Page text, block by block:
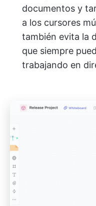
documentos y
a los cursores
también evita la
que siempre
trabajando en